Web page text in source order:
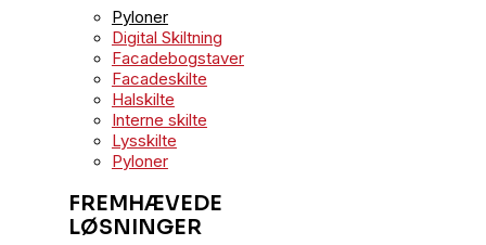
Pyloner
Digital Skiltning
Facadebogstaver
Facadeskilte
Halskilte
Interne skilte
Lysskilte
Pyloner
FREMHÆVEDE
LØSNINGER